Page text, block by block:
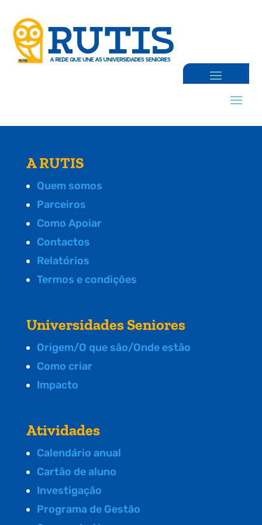
A RUTIS
Quem somos
Parceiros
Como Apoiar
Contactos
Relatórios
Termos e condições
Universidades Seniores
Origem/O que são/Onde estão
Como criar
Impacto
Atividades
Calendário anual
Cartão de aluno
Investigação
Programa de Gestão